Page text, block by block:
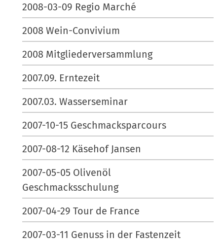
2008-03-09 Regio Marché
2008 Wein-Convivium
2008 Mitgliederversammlung
2007.09. Erntezeit
2007.03. Wasserseminar
2007-10-15 Geschmacksparcours
2007-08-12 Käsehof Jansen
2007-05-05 Olivenöl
Geschmacksschulung
2007-04-29 Tour de France
2007-03-11 Genuss in der Fastenzeit